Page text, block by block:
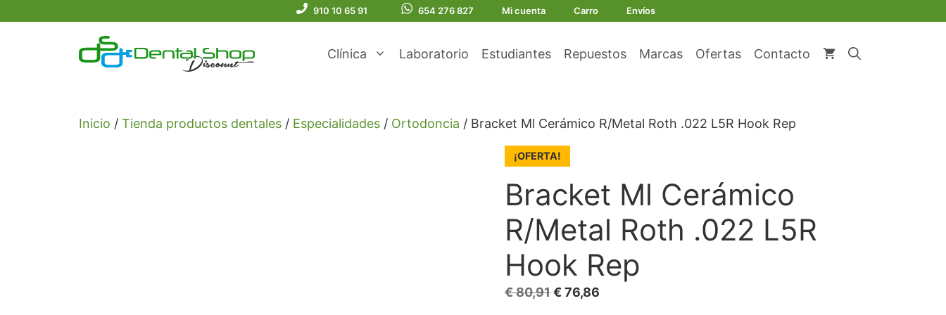
910 10 65 91 654 276 827 Mi cuenta Carro Envíos
Clínica Laboratorio Estudiantes Repuestos Marcas Ofertas Contacto
Inicio / Tienda productos dentales / Especialidades / Ortodoncia / Bracket Ml Cerámico R/Metal Roth .022 L5R Hook Rep
¡OFERTA!
Bracket Ml Cerámico
R/Metal Roth .022 L5R
Hook Rep
€80,91 El
€ 76,86El
era:
es:
R/Metal
.022
cantidad